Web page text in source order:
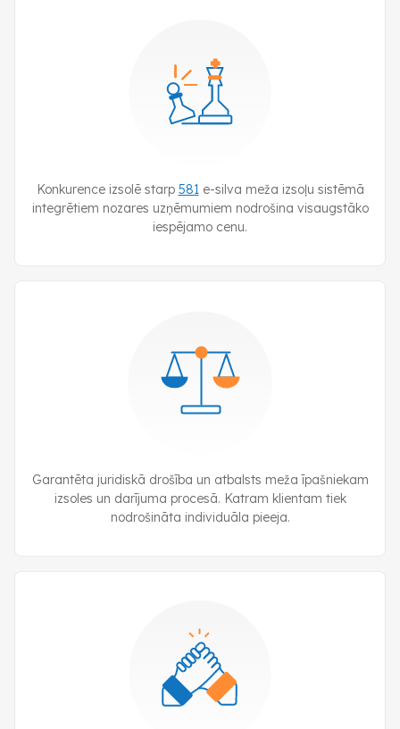
Konkurence izsolē starp 581 e-silva meža izsoļu sistēmā
integrētiem nozares uzņēmumiem nodrošina visaugstāko
iespējamo cenu.
Garantēta juridiskā drošība un atbalsts meža īpašniekam
izsoles un darījuma procesā. Katram klientam tiek
nodrošināta individuāla pieeja.